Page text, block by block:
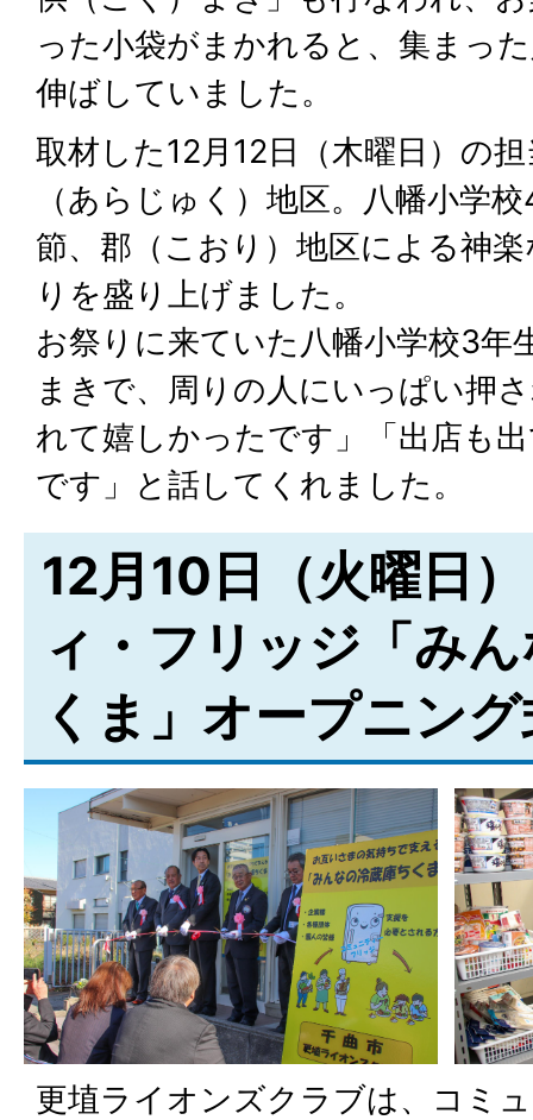
った小袋がまかれると、集まっ
伸ばしていました。
取材した12月12日（木曜日）の
（あらじゅく）地区。八幡小学
節、郡（こおり）地区による神
りを盛り上げました。
お祭りに来ていた八幡小学校3年
まきで、周りの人にいっぱい押
れて嬉しかったです」「出店も
です」と話してくれました。
12月10日（火曜日
ィ・フリッジ「み
くま」オープニン
更埴ライオンズクラブは、コミ